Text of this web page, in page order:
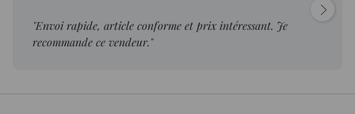
"Envoi rapide, article conforme et prix intéressant. Je
recommande ce vendeur."